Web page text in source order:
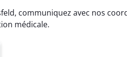
communiquez avec nos
médicale.